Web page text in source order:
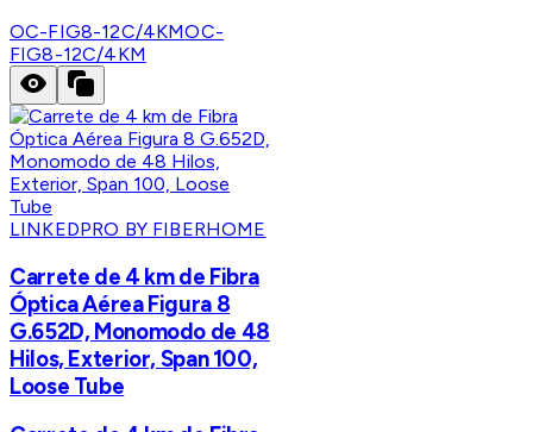
OC-FIG8-12C/4KMOC-
FIG8-12C/4KM
LINKEDPRO BY FIBERHOME
Carrete de 4 km de Fibra
Óptica Aérea Figura 8
G.652D, Monomodo de 48
Hilos, Exterior, Span 100,
Loose Tube